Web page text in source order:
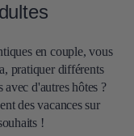
en couple, vous
pratiquer différents
d'autres hôtes ?
des vacances sur
!